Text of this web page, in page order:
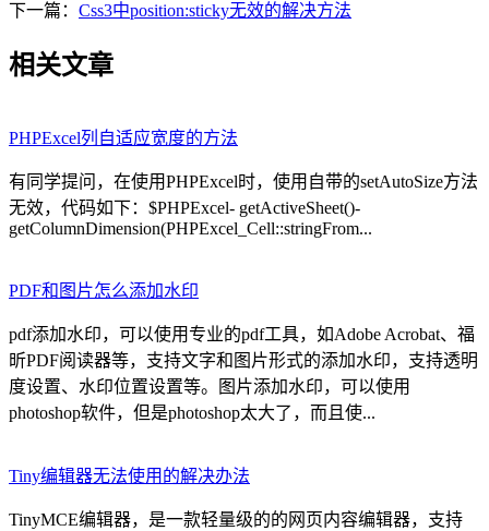
下一篇： Css3中position:sticky无效的解决方法
相关文章
PHPExcel列自适应宽度的方法
有同学提问，在使用PHPExcel时，使用自带的setAutoSize方法
无效，代码如下：$PHPExcel- getActiveSheet()-
getColumnDimension(PHPExcel_Cell::stringFrom...
PDF和图片怎么添加水印
pdf添加水印，可以使用专业的pdf工具，如Adobe Acrobat、福
昕PDF阅读器等，支持文字和图片形式的添加水印，支持透明
度设置、水印位置设置等。图片添加水印，可以使用
photoshop软件，但是photoshop太大了，而且使...
Tiny编辑器无法使用的解决办法
TinyMCE编辑器，是一款轻量级的的网页内容编辑器，支持